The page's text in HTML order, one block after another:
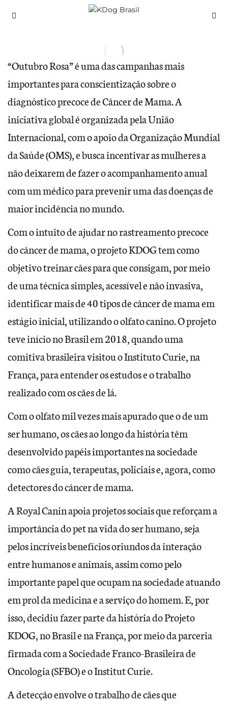
“Outubro Rosa” é uma das campanhas mais
importantes para conscientização sobre o
diagnóstico precoce de Câncer de Mama. A
iniciativa global é organizada pela União
Internacional, com o apoio da Organização Mundial
da Saúde (OMS), e busca incentivar as mulheres a
não deixarem de fazer o acompanhamento anual
com um médico para prevenir uma das doenças de
maior incidência no mundo.
Com o intuito de ajudar no rastreamento precoce
do câncer de mama, o projeto KDOG tem como
objetivo treinar cães para que consigam, por meio
de uma técnica simples, acessível e não invasiva,
identificar mais de 40 tipos de câncer de mama em
estágio inicial, utilizando o olfato canino. O projeto
teve início no Brasil em 2018, quando uma
comitiva brasileira visitou o Instituto Curie, na
França, para entender os estudos e o trabalho
realizado com os cães de lá.
Com o olfato mil vezes mais apurado que o de um
ser humano, os cães ao longo da história têm
desenvolvido papéis importantes na sociedade
como cães guia, terapeutas, policiais e, agora, como
detectores do câncer de mama.
A Royal Canin apoia projetos sociais que reforçam a
importância do pet na vida do ser humano, seja
pelos incríveis benefícios oriundos da interação
entre humanos e animais, assim como pelo
importante papel que ocupam na sociedade atuando
em prol da medicina e a serviço do homem. E, por
isso, decidiu fazer parte da história do Projeto
KDOG, no Brasil e na França, por meio da parceria
firmada com a Sociedade Franco-Brasileira de
Oncologia (SFBO) e o Institut Curie.
A detecção envolve o trabalho de cães que